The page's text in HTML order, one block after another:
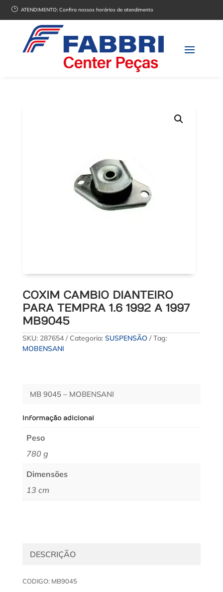
} ATENDIMENTO:Confira nossos horários de atendimento
COXIM CAMBIO DIANTEIRO
PARA TEMPRA 1.6 1992 A 1997
MB9045
SKU: 287654 Categoria: SUSPENSÃO
Tag:
MOBENSANI
MB 9045 – MOBENSANI
Informação adicional
Peso
780 g
Dimensões
13 cm
DESCRIÇÃO
CODIGO: MB9045